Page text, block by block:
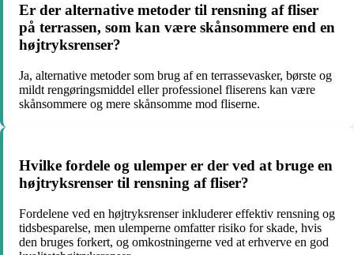
Er der alternative metoder til rensning af fliser
på terrassen, som kan være skånsommere end en
højtryksrenser?
Ja, alternative metoder som brug af en terrassevasker, børste og
mildt rengøringsmiddel eller professionel fliserens kan være
skånsommere og mere skånsomme mod fliserne.
Hvilke fordele og ulemper er der ved at bruge en
højtryksrenser til rensning af fliser?
Fordelene ved en højtryksrenser inkluderer effektiv rensning og
tidsbesparelse, men ulemperne omfatter risiko for skade, hvis
den bruges forkert, og omkostningerne ved at erhverve en god